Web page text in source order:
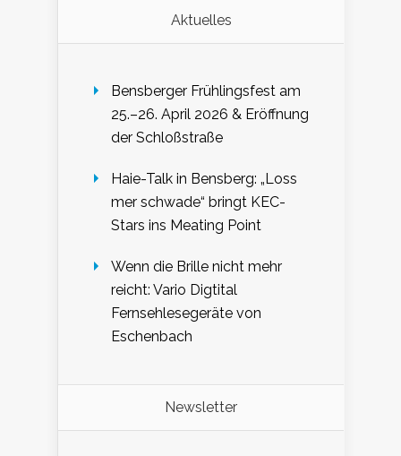
Aktuelles
Bensberger Frühlingsfest am
25.–26. April 2026 & Eröffnung
der Schloßstraße
Haie-Talk in Bensberg: „Loss
mer schwade“ bringt KEC-
Stars ins Meating Point
Wenn die Brille nicht mehr
reicht: Vario Digtital
Fernsehlesegeräte von
Eschenbach
Newsletter